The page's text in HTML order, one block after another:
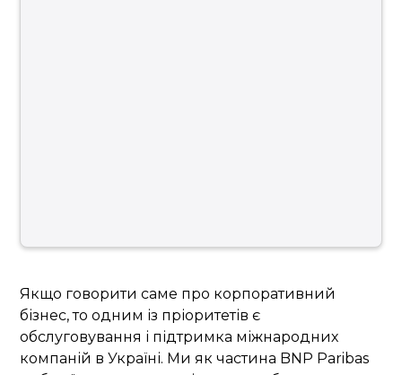
Якщо говорити саме про корпоративний
бізнес, то одним із пріоритетів є
обслуговування і підтримка міжнародних
компаній в Україні. Ми як частина BNP Paribas